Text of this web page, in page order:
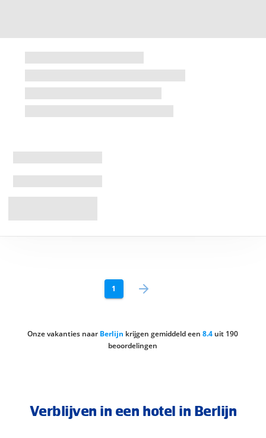
1
Onze vakanties naar Berlijn krijgen gemiddeld een8.4 uit 190
beoordelingen
Verblijven in een hotel in Berlijn